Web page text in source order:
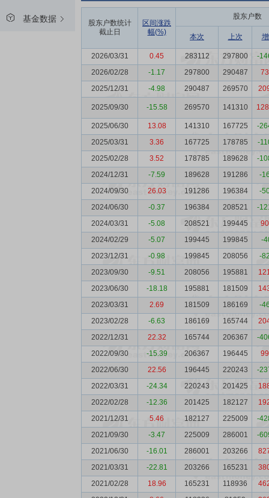
基金数据
股东户数统计
截止日
区间涨跌
幅(%)
股东户数
本次 上次
2026/03/31 0.45 283112 297800
-
2026/02/28
-1.17 297800 290487
2025/12/31
-4.98 290487 269570
2025/09/30 -15.58 269570 141310
2025/06/30 13.08 141310 167725
-
2025/03/31
3.36 167725 178785
-
2025/02/28
3.52 178785 189628
-
2024/12/31
-7.59 189628 191286
-
2024/09/30
26.03 191286 196384
-
2024/06/30
-0.37 196384 208521
-
2024/03/31
-5.08 208521 199445
2024/02/29
-5.07 199445 199845
-
2023/12/31
-0.98 199845 208056
-
2023/09/30
-9.51 208056 195881
2023/06/30
-18.18 195881 181509
2023/03/31
2.69 181509 186169
-
2023/02/28
-6.63 186169 165744
2022/12/31
22.32 165744 206367
-
2022/09/30
-15.39 206367 196445
2022/06/30
22.56 196445 220243
-
2022/03/31
-24.34 220243 201425
2022/02/28
-12.36 201425 182127
2021/12/31
5.46 182127 225009
-
2021/09/30
-3.47 225009 286001
-
2021/06/30
-16.01 286001 203266
2021/03/31
-22.81 203266 165231
2021/02/28
18.96 165231 118936